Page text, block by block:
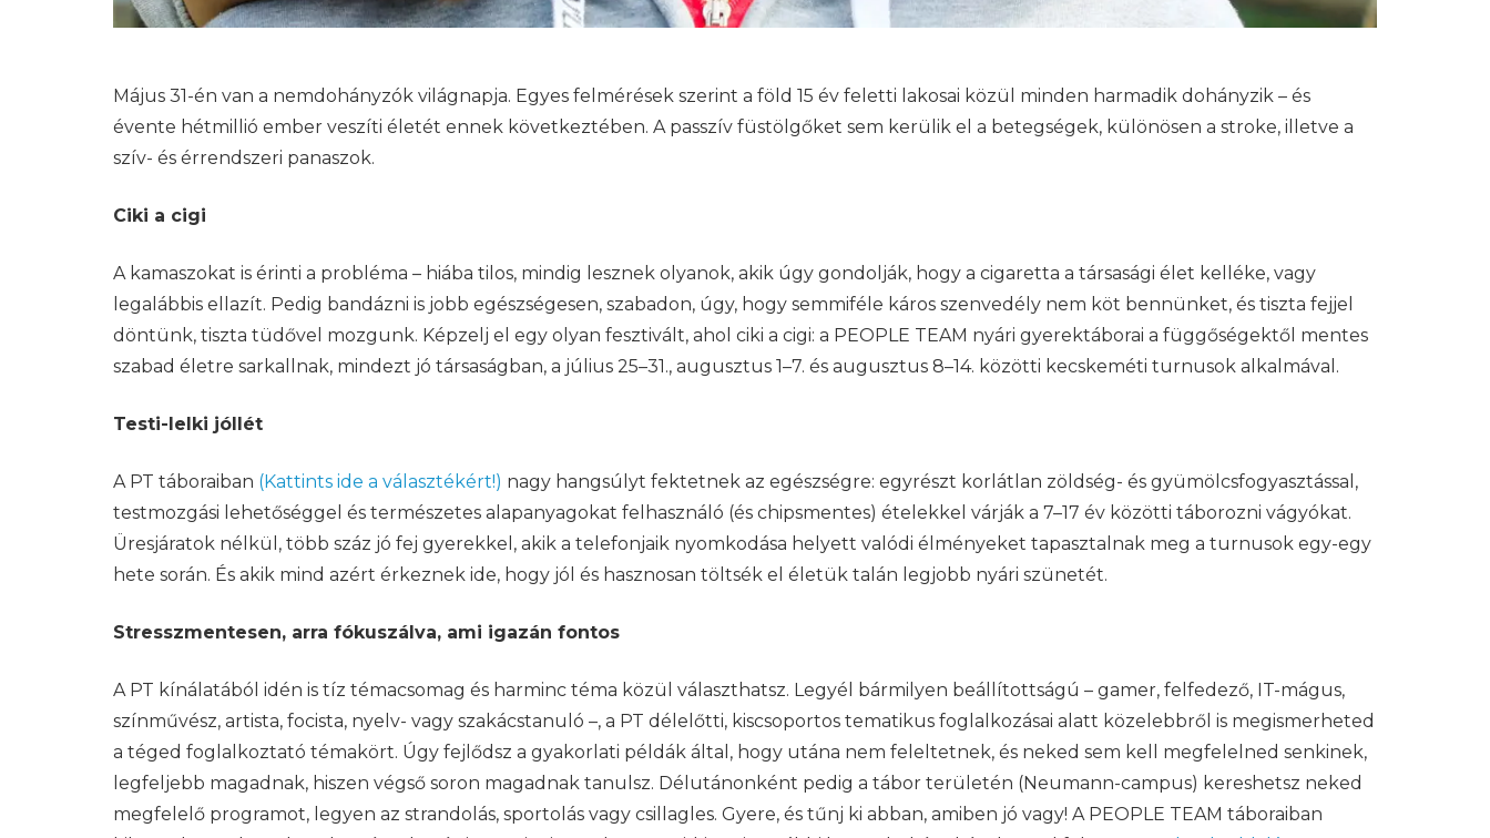
Május 31-én van a nemdohányzók világnapja. Egyes felmérések szerint a föld 15 év feletti lakosai közül minden harmadik dohányzik – és
évente hétmillió ember veszíti életét ennek következtében. A passzív füstölgőket sem kerülik el a betegségek, különösen a stroke, illetve a
szív- és érrendszeri panaszok.
Ciki a cigi
A kamaszokat is érinti a probléma – hiába tilos, mindig lesznek olyanok, akik úgy gondolják, hogy a cigaretta a társasági élet kelléke, vagy
legalábbis ellazít. Pedig bandázni is jobb egészségesen, szabadon, úgy, hogy semmiféle káros szenvedély nem köt bennünket, és tiszta fejjel
döntünk, tiszta tüdővel mozgunk. Képzelj el egy olyan fesztivált, ahol ciki a cigi: a PEOPLE TEAM nyári gyerektáborai a függőségektől mentes
szabad életre sarkallnak, mindezt jó társaságban, a július 25–31., augusztus 1–7. és augusztus 8–14. közötti kecskeméti turnusok alkalmával.
Testi-lelki jóllét
A PT táboraiban (Kattints ide a választékért!) nagy hangsúlyt fektetnek az egészségre: egyrészt korlátlan zöldség- és gyümölcsfogyasztással,
testmozgási lehetőséggel és természetes alapanyagokat felhasználó (és chipsmentes) ételekkel várják a 7–17 év közötti táborozni vágyókat.
Üresjáratok nélkül, több száz jó fej gyerekkel, akik a telefonjaik nyomkodása helyett valódi élményeket tapasztalnak meg a turnusok egy-egy
hete során. És akik mind azért érkeznek ide, hogy jól és hasznosan töltsék el életük talán legjobb nyári szünetét.
Stresszmentesen, arra fókuszálva, ami igazán fontos
A PT kínálatából idén is tíz témacsomag és harminc téma közül választhatsz. Legyél bármilyen beállítottságú – gamer, felfedező, IT-mágus,
színművész, artista, focista, nyelv- vagy szakácstanuló –, a PT délelőtti, kiscsoportos tematikus foglalkozásai alatt közelebbről is megismerheted
a téged foglalkoztató témakört. Úgy fejlődsz a gyakorlati példák által, hogy utána nem feleltetnek, és neked sem kell megfelelned senkinek,
legfeljebb magadnak, hiszen végső soron magadnak tanulsz. Délutánonként pedig a tábor területén (Neumann-campus) kereshetsz neked
megfelelő programot, legyen az strandolás, sportolás vagy csillagles. Gyere, és tűnj ki abban, amiben jó vagy! A PEOPLE TEAM táboraiban